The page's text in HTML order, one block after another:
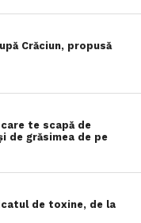
Crăciun, propusă
te scapă de
de grăsimea de pe
de toxine, de la